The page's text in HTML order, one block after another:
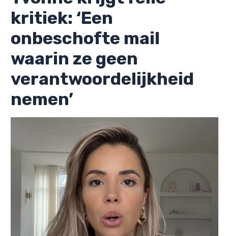
kritiek: ‘Een
onbeschofte mail
waarin ze geen
verantwoordelijkheid
nemen’